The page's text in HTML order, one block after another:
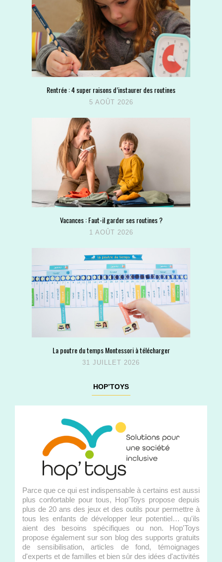
Rentrée : 4 super raisons d’instaurer des routines
5 AOÛT 2026
Vacances : Faut-il garder ses routines ?
1 AOÛT 2026
La poutre du temps Montessori à télécharger
31 JUILLET 2026
HOP’TOYS
Parce que ce qui est indispensable à certains est aussi
plus confortable pour tous, Hop'Toys propose depuis
plus de 20 ans des jeux et des outils pour permettre à
tous les enfants de développer leur potentiel… qu'ils
aient des besoins spécifiques ou non. Hop'Toys
propose également sur son blog des supports gratuits
de sensibilisation, articles de fond, témoignages
d'experts et de familles et bien sûr des idées d'activités